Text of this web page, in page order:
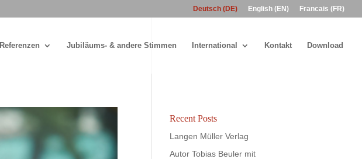
Deutsch (DE) English (EN) Francais (FR)
Referenzen Jubiläums- & andere Stimmen International Kontakt Download
Recent Posts
Langen Müller Verlag
Autor Tobias Beuler mit